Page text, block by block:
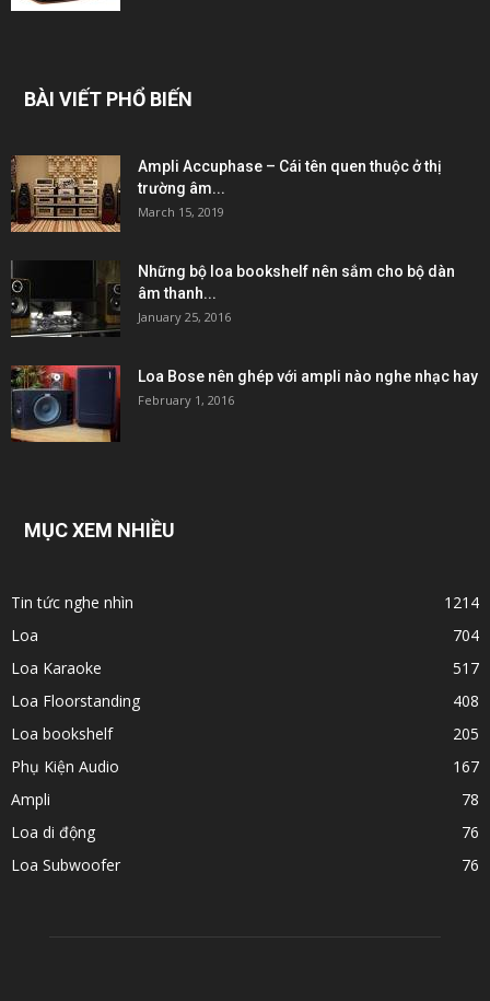
BÀI VIẾT PHỔ BIẾN
Ampli Accuphase – Cái tên quen thuộc ở thị
trường âm...
March 15, 2019
Những bộ loa bookshelf nên sắm cho bộ dàn
âm thanh...
January 25, 2016
Loa Bose nên ghép với ampli nào nghe nhạc hay
February 1, 2016
MỤC XEM NHIỀU
Tin tức nghe nhìn
1214
Loa
704
Loa Karaoke
517
Loa Floorstanding
408
Loa bookshelf
205
Phụ Kiện Audio
167
Ampli
78
Loa di động
76
Loa Subwoofer
76